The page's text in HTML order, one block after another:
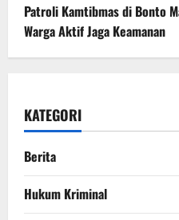
Patroli Kamtibmas di Bonto
Warga Aktif Jaga Keamanan
KATEGORI
Berita
Hukum Kriminal